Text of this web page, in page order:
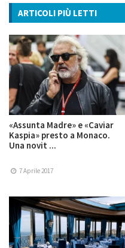
ARTICOLI PIÙ LETTI
«Assunta Madre» e «Caviar
Kaspia» presto a Monaco.
Una novit ...
7 Aprile 2017